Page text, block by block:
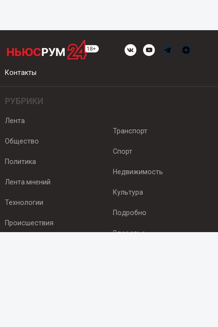
Контакты
РУБРИКИ
Лента
Общество
Политика
Лента мнений
Технологии
Происшествия
Транспорт
Спорт
Недвижимость
Культура
Подробно
Здоровье